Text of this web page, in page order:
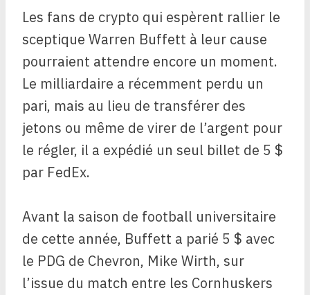
Les fans de crypto qui espèrent rallier le
sceptique Warren Buffett à leur cause
pourraient attendre encore un moment.
Le milliardaire a récemment perdu un
pari, mais au lieu de transférer des
jetons ou même de virer de l’argent pour
le régler, il a expédié un seul billet de 5 $
par FedEx.
Avant la saison de football universitaire
de cette année, Buffett a parié 5 $ avec
le PDG de Chevron, Mike Wirth, sur
l’issue du match entre les Cornhuskers